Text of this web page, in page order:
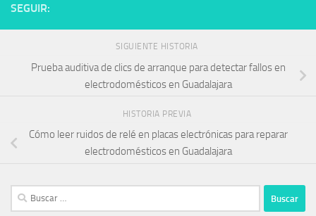
SEGUIR:
SIGUIENTE HISTORIA
Prueba auditiva de clics de arranque para detectar fallos en
electrodomésticos en Guadalajara
HISTORIA PREVIA
Cómo leer ruidos de relé en placas electrónicas para reparar
electrodomésticos en Guadalajara
Buscar: